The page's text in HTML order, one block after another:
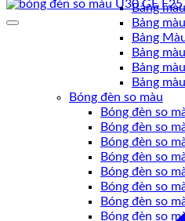
Bảng
Bảng
Bảng
Bảng
Bảng
Bảng
Bóng đèn so màu
Bóng đèn so
Bóng đèn so
Bóng đèn so
Bóng đèn so
Bóng đèn so
Bóng đèn so
Bóng đèn so
Bóng đèn so